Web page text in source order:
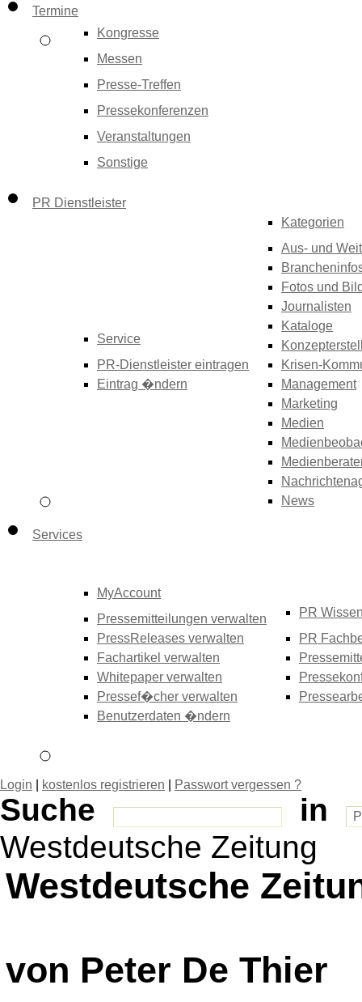
Termine
Kongresse
Messen
Presse-Treffen
Pressekonferenzen
Veranstaltungen
Sonstige
PR Dienstleister
Service
PR-Dienstleister eintragen
Eintrag �ndern
Kategorien
Aus- und
Fotos und
Journalisten
Kataloge
Krisen-
Management
Marketing
Medien
News
Services
MyAccount
Pressemitteilungen verwalten
PressReleases verwalten
Fachartikel verwalten
Whitepaper verwalten
Pressef�cher verwalten
Benutzerdaten �ndern
PR
PR
Login kostenlos registrieren Passwort vergessen ?
Suche
in
Westdeutsche Zeitung
Westdeutsche
von Peter De Thier